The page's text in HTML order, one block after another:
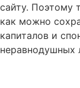
сайту. Поэтому
как можно
капиталов и
неравнодушных